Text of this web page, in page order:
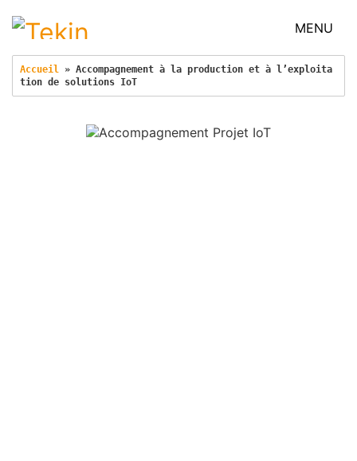
MENU
Accueil » Accompagnement à la production et à l’exploita
tion de solutions IoT